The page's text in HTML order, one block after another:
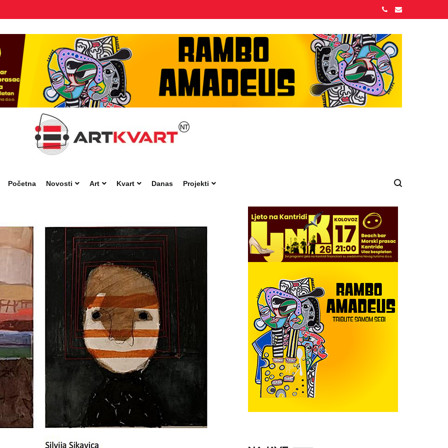
Početna
Novosti Art Kvart Danas Projekti